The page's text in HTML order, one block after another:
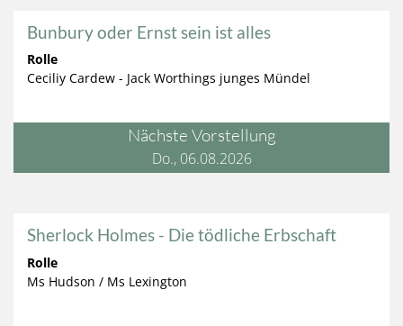
Bunbury oder Ernst sein ist alles
Rolle
Ceciliy Cardew - Jack Worthings junges Mündel
Nächste Vorstellung
Do., 06.08.2026
Sherlock Holmes - Die tödliche Erbschaft
Rolle
Ms Hudson / Ms Lexington